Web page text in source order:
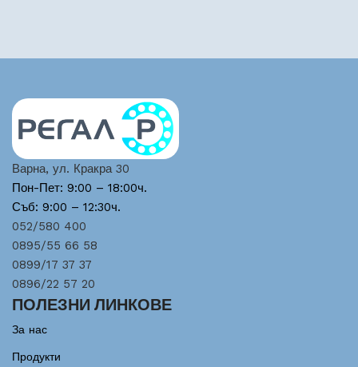
Варна, ул. Кракра 30
Пон-Пет: 9:00 – 18:00ч.
Съб: 9:00 – 12:30ч.
052/580 400
0895/55 66 58
0899/17 37 37
0896/22 57 20
ПОЛЕЗНИ ЛИНКОВЕ
За нас
Продукти